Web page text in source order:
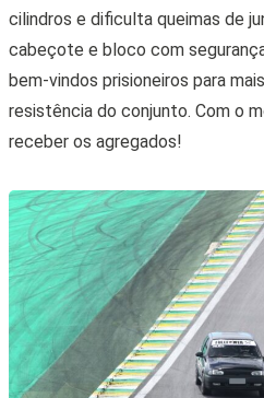
cilindros e dificulta queimas de
cabeçote e bloco com
bem-vindos prisioneiros para
resistência do conjunto. Com o
receber os agregados!